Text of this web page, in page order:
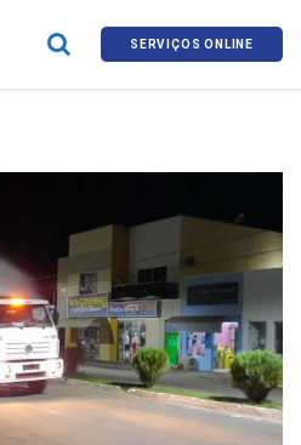
SERVIÇOS ONLINE